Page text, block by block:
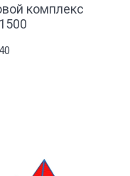
комплекс